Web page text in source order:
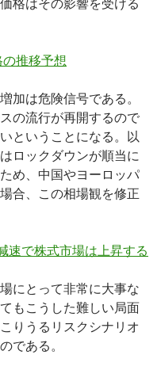
推移予想
加は危険信号である。
の流行が再開するので
ということになる。以
ロックダウンが順当に
め、中国やヨーロッパ
合、この相場観を修正
速で株式市場は上昇する
にとって非常に大事な
もこうした難しい局面
りうるリスクシナリオ
である。